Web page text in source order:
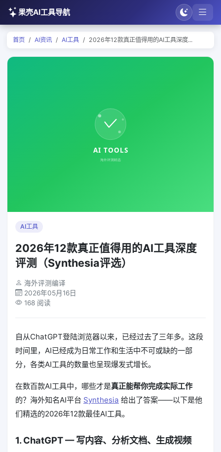
果壳AI工具导航
首页 AI资讯 AI工具 2026年12款真正值得用的AI工具深度...
AI工具
2026年12款真正值得用的AI工具深度
评测（Synthesia评选）
海外评测编译
2026年05月16日
168 阅读
自从ChatGPT登陆浏览器以来，已经过去了三年多。这段
时间里，AI已经成为日常工作和生活中不可或缺的一部
分，各类AI工具的数量也呈现爆发式增长。
在数百款AI工具中，哪些才是真正能帮你完成实际工作
的？海外知名AI平台 Synthesia 给出了答案——以下是他
们精选的2026年12款最佳AI工具。
1. ChatGPT — 写内容、分析文档、生成视频